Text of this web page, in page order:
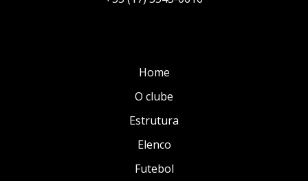
Home
O clube
Estrutura
Elenco
Futebol